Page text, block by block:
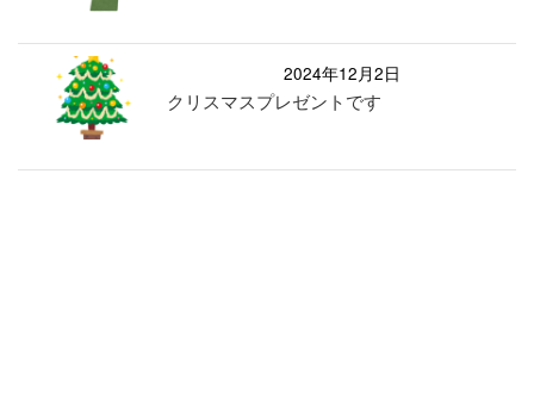
2024年12月2日
クリスマスプレゼントです